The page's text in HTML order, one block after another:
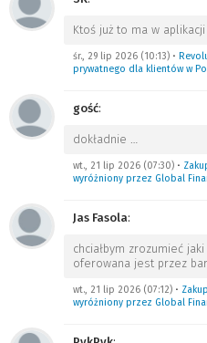
Ktoś już to ma w aplikacji
śr., 29 lip 2026 (10:13) •
prywatnego dla klientów w
gość:
dokładnie …
wt., 21 lip 2026 (07:30) •
wyróżniony przez Global
Jas Fasola:
chciałbym zrozumieć
oferowana jest przez
wt., 21 lip 2026 (07:12) •
wyróżniony przez Global